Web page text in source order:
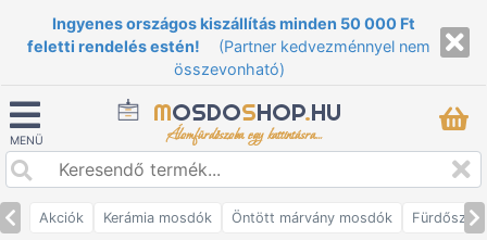
Ingyenes országos kiszállítás minden 50 000 Ft
feletti rendelés estén!
(Partner kedvezménnyel nem
összevonható)
MENÜ
MOSDOSHOP.HU
Álomfürdőszoba egy kattintásra...
Akciók Kerámia mosdók Öntött márvány mosdók